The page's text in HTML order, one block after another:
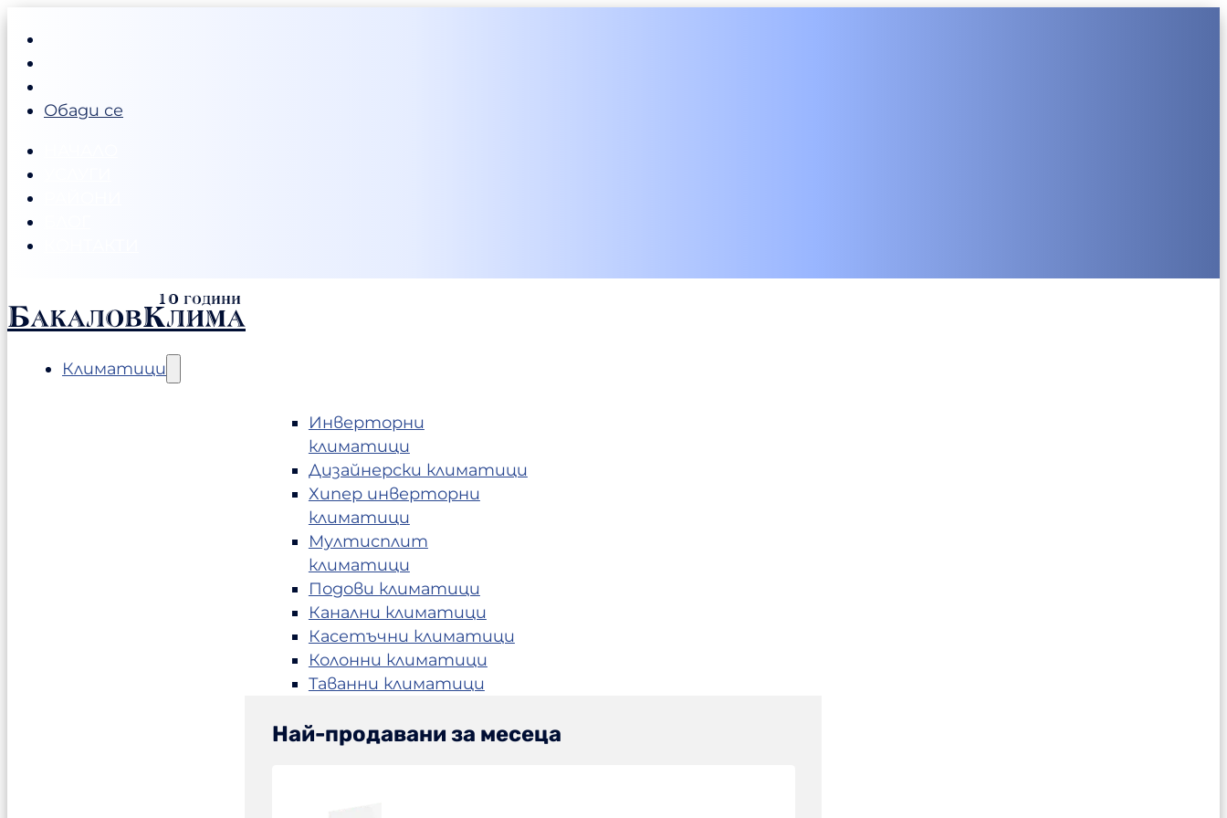
Обади се
БакаловКлима
Климатици
Инверторни
климатици
Дизайнерски климатици
Хипер инверторни
климатици
Мултисплит
климатици
Подови климатици
Канални климатици
Касетъчни климатици
Колонни климатици
Таванни климатици
Най-продавани за месеца